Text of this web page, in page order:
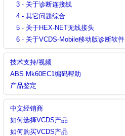
3 - 关于诊断连接线
4 - 其它问题综合
5 - 关于HEX-NET无线接头
6 - 关于VCDS-Mobile移动版诊断软件
技术支持/视频
ABS Mk60EC1编码帮助
产品鉴定
中文经销商
如何选择VCDS产品
如何购买VCDS产品